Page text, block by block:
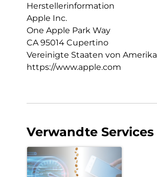
Herstellerinformation
Apple Inc.
One Apple Park Way
CA 95014 Cupertino
Vereinigte Staaten von Amerika
https://www.apple.com
Verwandte Services